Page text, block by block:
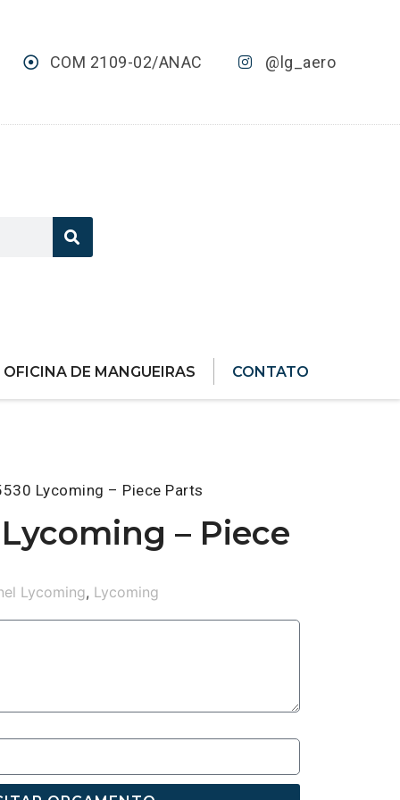
COM 2109-02/ANAC @lg_aero
OFICINA DE MANGUEIRAS CONTATO
Lycoming – Piece Parts
– Piece
Lycoming, Lycoming